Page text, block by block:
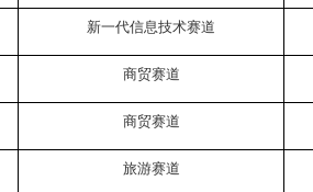
新一代信息技术赛道
商贸赛道
商贸赛道
旅游赛道